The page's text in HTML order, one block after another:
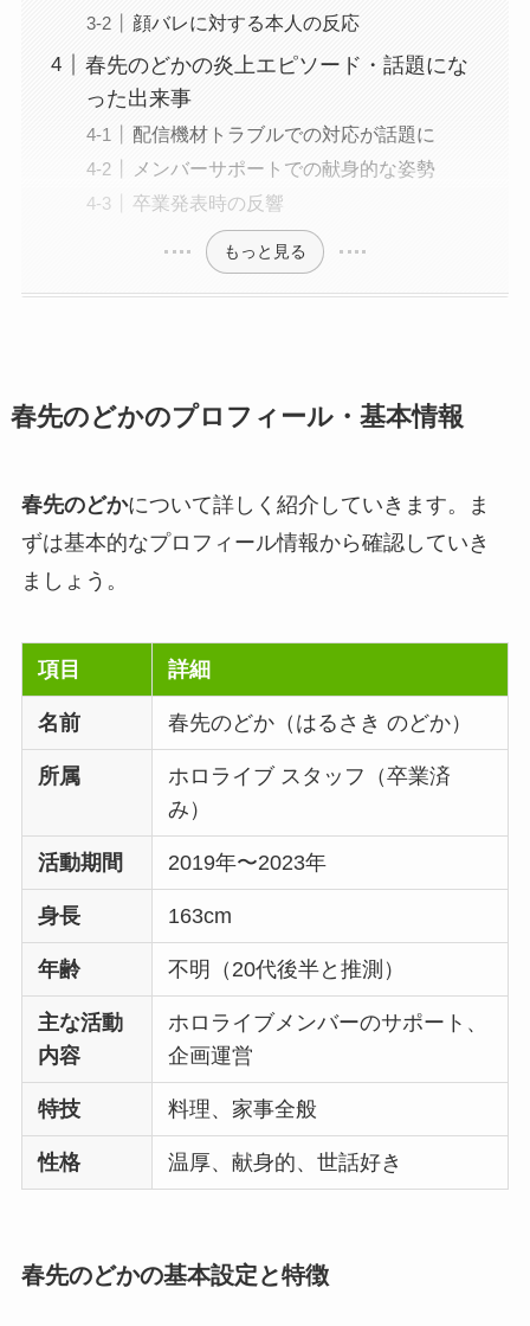
顔バレに対する本人の反応
春先のどかの炎上エピソード・話題にな
った出来事
配信機材トラブルでの対応が話題に
メンバーサポートでの献身的な姿勢
卒業発表時の反響
もっと見る
春先のどかのプロフィール・基本情報
春先のどかについて詳しく紹介していきます。ま
ずは基本的なプロフィール情報から確認していき
ましょう。
項目 詳細
名前 春先のどか（はるさき のどか）
所属
ホロライブ スタッフ（卒業済
み）
活動期間 2019年〜2023年
身長 163cm
年齢 不明（20代後半と推測）
主な活動
内容
ホロライブメンバーのサポート、
企画運営
特技 料理、家事全般
性格 温厚、献身的、世話好き
春先のどかの基本設定と特徴